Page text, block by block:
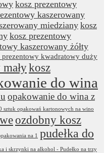
kosz prezentowy
kaszerowany
miedzianykosz
kosz prezentowy
kaszerowany żółty
prezentowy kwadratowy duży
kosz
do wina
opakowanie do wina z
sztuk opakowań kartonowych na wino
ozdobny kosz
na 1
pudełka do
i skrzynki na alkohol - Pudełko na trzy